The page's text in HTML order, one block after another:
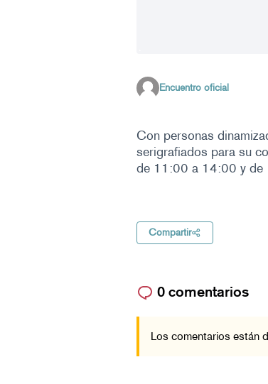
Encuentro oficial
Con personas
serigrafiados para su
de 11:00 a 14:00 y
Compartir
0 comentarios
Los comentarios están